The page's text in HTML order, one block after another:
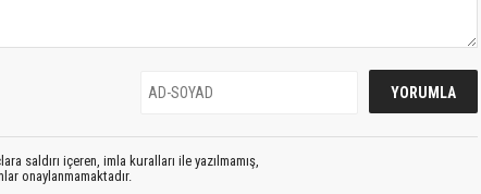
saldırı içeren, imla kuralları ile yazılmamış,
onaylanmamaktadır.